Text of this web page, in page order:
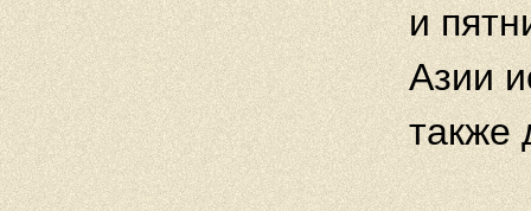
и
Азии
также